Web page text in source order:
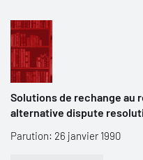
Solutions de rechange au
alternative dispute
Parution: 26 janvier 1990